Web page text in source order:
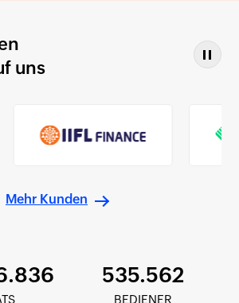
uns
Mehr Kunden
535.562
BEDIENER